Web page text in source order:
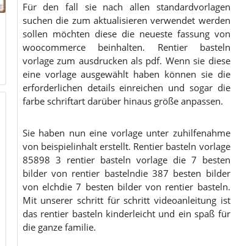
Für den fall sie nach allen standardvorlagen
suchen die zum aktualisieren verwendet werden
sollen möchten diese die neueste fassung von
woocommerce beinhalten. Rentier basteln
vorlage zum ausdrucken als pdf. Wenn sie diese
eine vorlage ausgewählt haben können sie die
erforderlichen details einreichen und sogar die
farbe schriftart darüber hinaus größe anpassen.
Sie haben nun eine vorlage unter zuhilfenahme
von beispielinhalt erstellt. Rentier basteln vorlage
85898 3 rentier basteln vorlage die 7 besten
bilder von rentier bastelndie 387 besten bilder
von elchdie 7 besten bilder von rentier basteln.
Mit unserer schritt für schritt videoanleitung ist
das rentier basteln kinderleicht und ein spaß für
die ganze familie.